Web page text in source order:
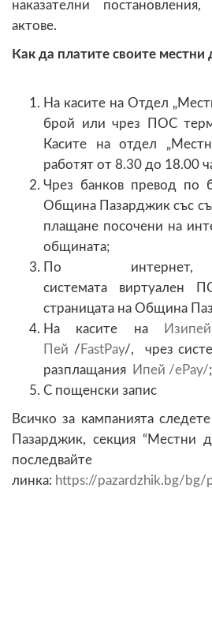
наказателни
актове.
Как да платите своите местни
На касите на Отдел
брой или чрез ПОС
Касите на отдел
работят от 8.30 до 18.00
Чрез банков превод по
Община Пазарджик със
плащане посочени на
общината;
По интернет,
системата виртуален
страницата на Община
На касите на
Пей / FastPay/, чрез
разплащания
Ипей /ePay/;
С пощенски запис
Всичко за кампанията
Пазарджик, секция “Местни
последвайте
линка: https://pazardzhik.bg/bg/